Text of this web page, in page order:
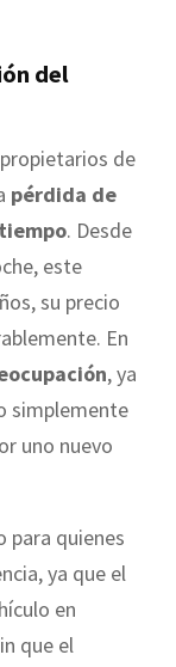
del
de
pérdida de
. Desde
este
su precio
En
, ya
simplemente
uno nuevo
para quienes
ya que el
en
que el